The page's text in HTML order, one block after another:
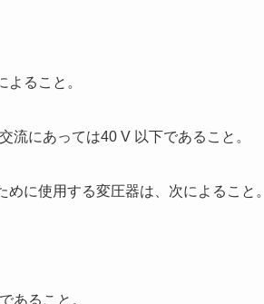
ること。
にあっては40 V 以下であること。
に使用する変圧器は、次によること。
あること。